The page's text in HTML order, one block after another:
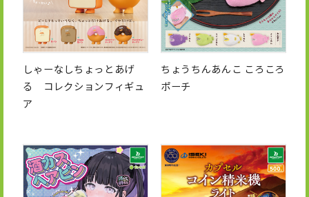
しゃーなしちょっとあげ
る コレクションフィギュ
ア
ちょうちんあんこ ころころ
ポーチ